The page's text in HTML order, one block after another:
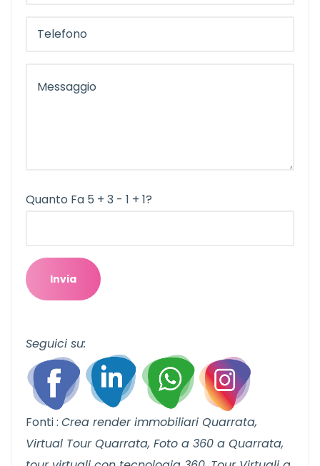
Quanto Fa 5 + 3 - 1 + 1?
Seguici su:
Fonti : Crea render immobiliari Quarrata,
Virtual Tour Quarrata, Foto a 360 a Quarrata,